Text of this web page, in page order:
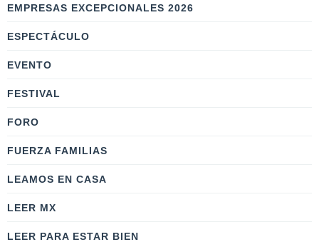
EMPRESAS EXCEPCIONALES 2026
ESPECTÁCULO
EVENTO
FESTIVAL
FORO
FUERZA FAMILIAS
LEAMOS EN CASA
LEER MX
LEER PARA ESTAR BIEN